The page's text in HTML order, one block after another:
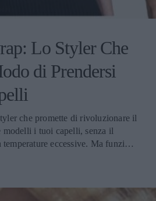
Lo Styler Che
di Prendersi
che promette di rivoluzionare il
modelli i tuoi capelli, senza il
eccessive. Ma funziona